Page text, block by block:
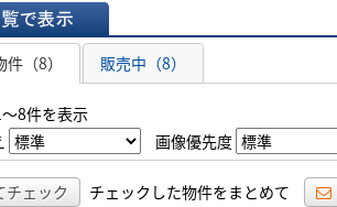
示
（8） 販売中（8）
8件を表示
画像優先度
チェック チェックした物件をまとめて